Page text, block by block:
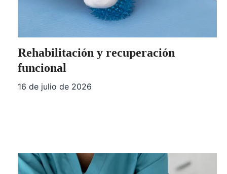
Rehabilitación y recuperación
funcional
16 de julio de 2026